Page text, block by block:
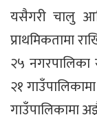
यसैगरी चालु
प्राथमिकतामा
२५ नगरपालिका
२१
गाउँपालिकामा